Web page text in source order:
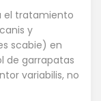
el tratamiento
y
scabie) en
de garrapatas
variabilis, no